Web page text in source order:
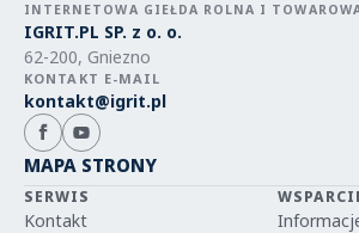
INTERNETOWA GIEŁDA ROLNA I
IGRIT.PL SP. z o. o.
62-200, Gniezno
KONTAKT E-MAIL
kontakt@igrit.pl
MAPA STRONY
SERWIS
Kontakt